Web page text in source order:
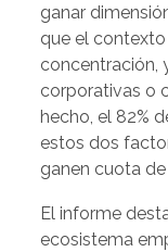
ganar
que el
concentración,
corporativas o
hecho, el 82%
estos dos
ganen cuota
El informe
ecosistema